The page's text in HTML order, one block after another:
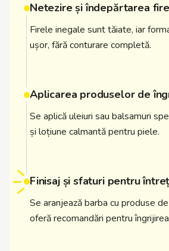
Netezire și îndepărtarea
Firele inegale sunt tăiate, iar
ușor, fără conturare completă.
Aplicarea produselor de
Se aplică uleiuri sau balsamuri
și loțiune calmantă pentru piele.
Finisaj și sfaturi pentru
Se aranjează barba cu produse
oferă recomandări pentru